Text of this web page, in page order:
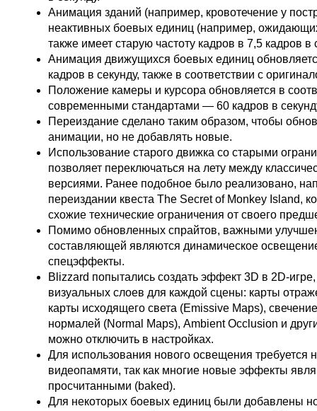
Анимация зданий (например, кровотечение у
неактивных боевых единиц (например,
также имеет старую частоту кадров в 7,5 кадров в
Анимация движущихся боевых единиц
кадров в секунду, также в соответствии с
Положение камеры и курсора обновляется в
современными стандартами — 60 кадров в
Переиздание сделано таким образом, чтобы
анимации, но не добавлять новые.
Использование старого движка со старыми
позволяет переключаться на лету между
версиями. Ранее подобное было реализовано,
переиздании квеста The Secret of Monkey Island,
схожие технические ограничения от своего
Помимо обновленных спрайтов, важными
составляющей являются динамическое
спецэффекты.
Blizzard попытались создать эффект 3D в 2D-
визуальных слоев для каждой сцены: карты
карты исходящего света (Emissive Maps),
нормалей (Normal Maps), Ambient Occlusion и
можно отключить в настройках.
Для использования нового освещения требуется
видеопамяти, так как многие новые эффекты
просчитанными (baked).
Для некоторых боевых единиц были добавлены